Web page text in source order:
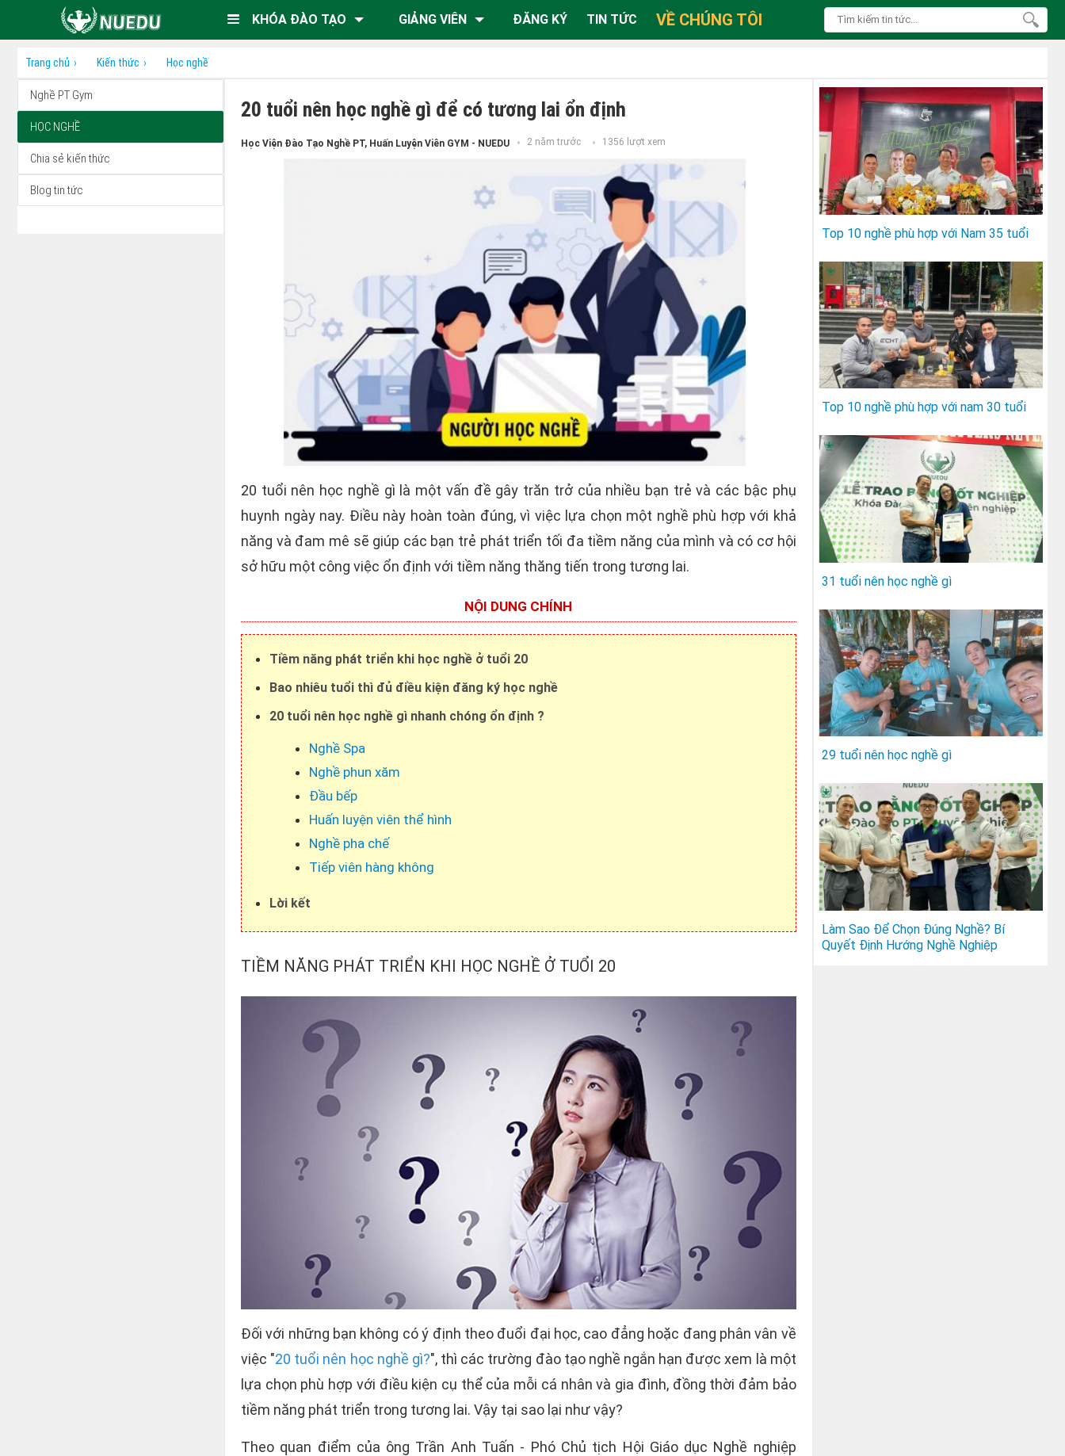
KHÓA ĐÀO TẠO GIẢNG VIÊN ĐĂNG KÝ TIN TỨC VỀ CHÚNG TÔI
Trang chủ Kiến thức Học nghề
Nghề PT Gym
HỌC NGHỀ
Chia sẻ kiến thức
Blog tin tức
20 tuổi nên học nghề gì để có tương lai ổn định
Học Viện Đào Tạo Nghề PT, Huấn Luyện Viên GYM - NUEDU 2 năm trước 1356 lượt xem
20 tuổi nên học nghề gì là một vấn đề gây trăn trở của nhiều bạn trẻ và các bậc phụ
huynh ngày nay. Điều này hoàn toàn đúng, vì việc lựa chọn một nghề phù hợp với khả
năng và đam mê sẽ giúp các bạn trẻ phát triển tối đa tiềm năng của mình và có cơ hội
sở hữu một công việc ổn định với tiềm năng thăng tiến trong tương lai.
NỘI DUNG CHÍNH
Tiềm năng phát triển khi học nghề ở tuổi 20
Bao nhiêu tuổi thì đủ điều kiện đăng ký học nghề
20 tuổi nên học nghề gì nhanh chóng ổn định ?
Nghề Spa
Nghề phun xăm
Đầu bếp
Huấn luyện viên thể hình
Nghề pha chế
Tiếp viên hàng không
Lời kết
TIỀM NĂNG PHÁT TRIỂN KHI HỌC NGHỀ Ở TUỔI 20
Đối với những bạn không có ý định theo đuổi đại học, cao đẳng hoặc đang phân vân về
việc "20 tuổi nên học nghề gì?", thì các trường đào tạo nghề ngắn hạn được xem là một
lựa chọn phù hợp với điều kiện cụ thể của mỗi cá nhân và gia đình, đồng thời đảm bảo
tiềm năng phát triển trong tương lai. Vậy tại sao lại như vậy?
Theo quan điểm của ông Trần Anh Tuấn - Phó Chủ tịch Hội Giáo dục Nghề nghiệp
Top 10 nghề phù hợp với ​Nam 35 tuổi
Top 10 nghề phù hợp với nam 30 tuổi
31 tuổi nên học nghề gì
29 tuổi nên học nghề gì
Làm Sao Để Chọn Đúng Nghề? Bí
Quyết Định Hướng Nghề Nghiệp